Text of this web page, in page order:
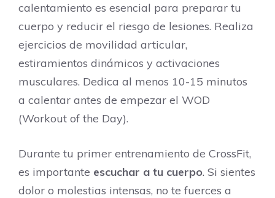
calentamiento es esencial para preparar tu
cuerpo y reducir el riesgo de lesiones. Realiza
ejercicios de movilidad articular,
estiramientos dinámicos y activaciones
musculares. Dedica al menos 10-15 minutos
a calentar antes de empezar el WOD
(Workout of the Day).
Durante tu primer entrenamiento de CrossFit,
es importante escuchar a tu cuerpo. Si sientes
dolor o molestias intensas, no te fuerces a